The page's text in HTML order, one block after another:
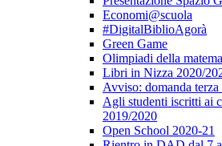
Economi@scuola
#DigitalBiblioAgorà
Green Game
Olimpiadi della
Libri in Nizza 2020/
Avviso: domanda terza
Agli studenti iscritti ai
2019/2020
Open School 2020-21